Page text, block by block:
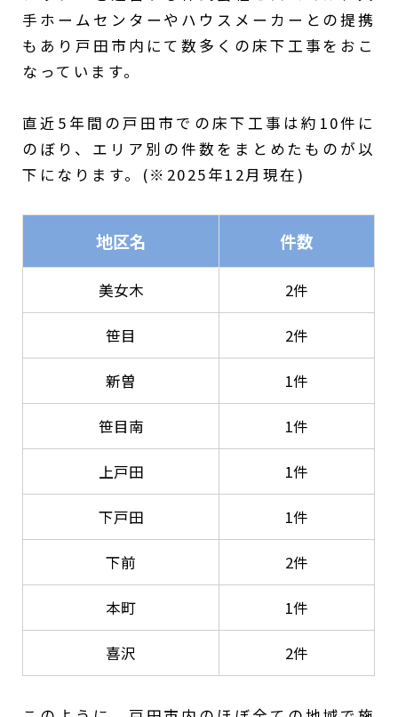
手ホームセンターやハウスメーカーとの提携
もあり戸田市内にて数多くの床下工事をおこ
なっています。
直近5年間の戸田市での床下工事は約10件に
のぼり、エリア別の件数をまとめたものが以
下になります。(※2025年12月現在)
地区名 件数
美女木 2件
笹目 2件
新曽 1件
笹目南 1件
上戸田 1件
下戸田 1件
下前 2件
本町 1件
喜沢 2件